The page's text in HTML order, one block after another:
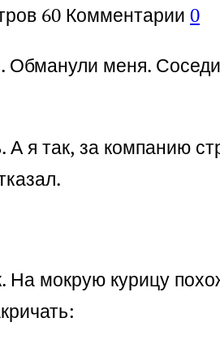
60 Комментарии 0
Обманули меня.
я так, за компанию
На мокрую курицу